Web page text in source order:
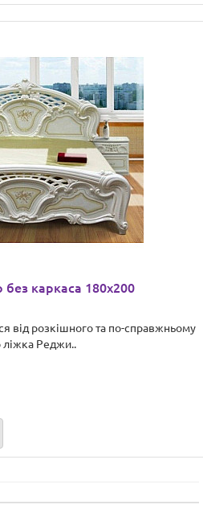
каркаса 180х200
від розкішного та по-справжньому
ліжка Реджи..